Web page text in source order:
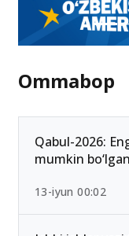
Ommabop
Qabul-2026:
mumkin